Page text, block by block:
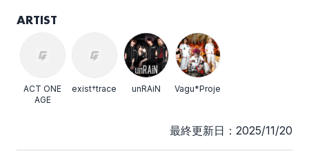
ARTIST
ACT ONE
AGE
exist†trace unRAiN Vagu*Project
最終更新日：2025/11/20